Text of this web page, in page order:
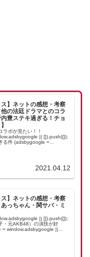
ス】ネットの感想・考察
の法廷ドラマとのコラ
豊ステキ過ぎる！チョ
ラボが見たい！！
|| []).push({});
る件 (adsbygoogle =
2021.04.12
ス】ネットの感想・考察
っちゃん・関サバ・ミ
|| []).push({});
・元AKB48）の演技が好
= window.adsbygoogle ||